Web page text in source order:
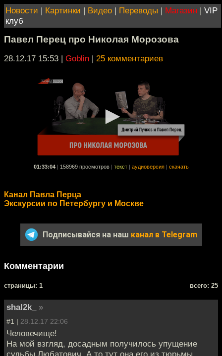
Новости | Картинки | Видео | Переводы | Магазин | VIP
клуб
Павел Перец про Николая Морозова
28.12.17 15:53 | Goblin | 25 комментариев
01:33:04 158969 просмотров текст аудиоверсия скачать
Канал Павла Перца
Экскурсии по Петербургу и Москве
Подписывайся на наш канал в Telegram
Комментарии
cтраницы: 1 всего: 25
shal2k_ »
#1 | 28.12.17 22:06
Человечище!
На мой взгляд, досадным получилось упущение